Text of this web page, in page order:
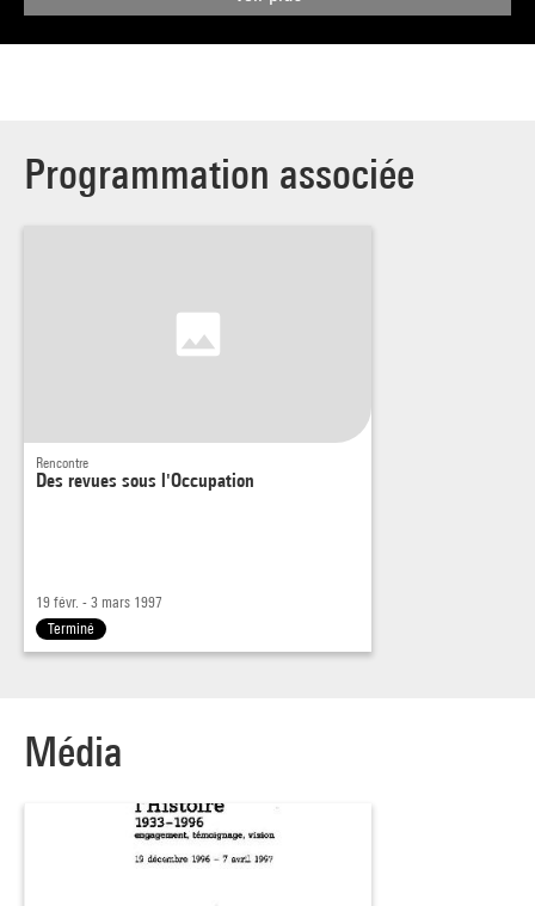
Programmation associée
Rencontre
Des revues sous l'Occupation
19 févr. - 3 mars 1997
Terminé
Média